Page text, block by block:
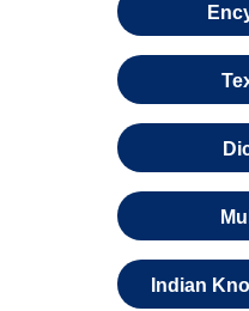
Indian